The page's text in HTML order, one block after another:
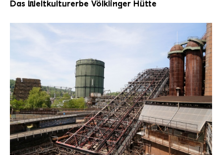
Das Weltkulturerbe Völklinger Hütte